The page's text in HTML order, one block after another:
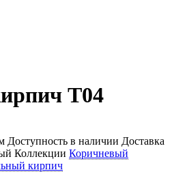
T04
Доступность в наличии Доставка
Коллекции Коричневый
кирпич